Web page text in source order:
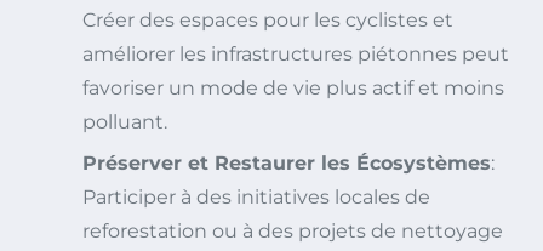
Créer des espaces pour les cyclistes et
améliorer les infrastructures piétonnes peut
favoriser un mode de vie plus actif et moins
polluant.
Préserver et Restaurer les Écosystèmes:
Participer à des initiatives locales de
reforestation ou à des projets de nettoyage